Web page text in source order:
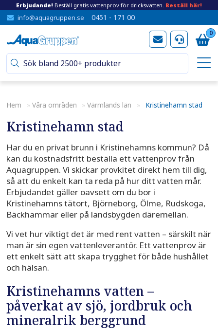
Erbjudande! Beställ gratis vattenprov för dricksvatten. Beställ här!
info@aquagruppen.se 0451 - 171 00
0
Hem » Våra områden »Värmlands län » Kristinehamn stad
Kristinehamn stad
Har du en privat brunn i Kristinehamns kommun? Då
kan du kostnadsfritt beställa ett vattenprov från
Aquagruppen. Vi skickar provkitet direkt hem till dig,
så att du enkelt kan ta reda på hur ditt vatten mår.
Erbjudandet gäller oavsett om du bor i
Kristinehamns tätort, Björneborg, Ölme, Rudskoga,
Bäckhammar eller på landsbygden däremellan.
Vi vet hur viktigt det är med rent vatten – särskilt när
man är sin egen vattenleverantör. Ett vattenprov är
ett enkelt sätt att skapa trygghet för både hushållet
och hälsan.
Kristinehamns vatten –
påverkat av sjö, jordbruk och
mineralrik berggrund